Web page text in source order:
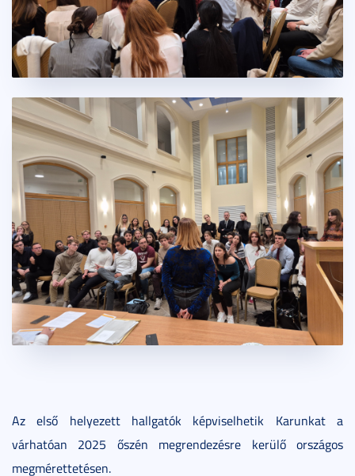
Az első helyezett hallgatók képviselhetik Karunkat a
várhatóan 2025 őszén megrendezésre kerülő országos
megmérettetésen.